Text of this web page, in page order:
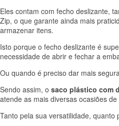
Eles contam com fecho deslizante,
Zip, o que garante ainda mais
armazenar itens.
Isto porque o fecho deslizante é
necessidade de abrir e fechar a
Ou quando é preciso dar mais
Sendo assim, o saco plástico com
atende as mais diversas ocasiões de
Tanto pela sua versatilidade, quanto